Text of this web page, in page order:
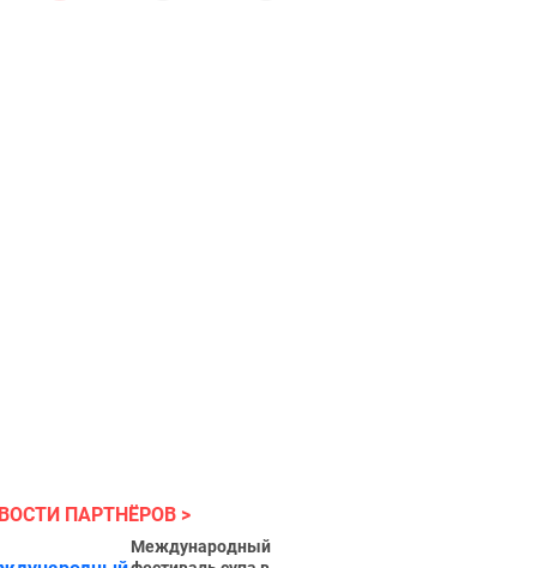
ПАРТНЁРОВ
Международный